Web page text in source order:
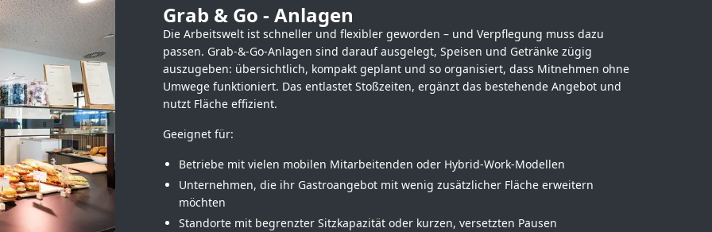
Grab & Go - Anlagen
Die Arbeitswelt ist schneller und flexibler geworden – und Verpflegung muss dazu
passen. Grab-&-Go-Anlagen sind darauf ausgelegt, Speisen und Getränke zügig
auszugeben: übersichtlich, kompakt geplant und so organisiert, dass Mitnehmen ohne
Umwege funktioniert. Das entlastet Stoßzeiten, ergänzt das bestehende Angebot und
nutzt Fläche effizient.
Geeignet für:
Betriebe mit vielen mobilen Mitarbeitenden oder Hybrid-Work-Modellen
Unternehmen, die ihr Gastroangebot mit wenig zusätzlicher Fläche erweitern
möchten
Standorte mit begrenzter Sitzkapazität oder kurzen, versetzten Pausen